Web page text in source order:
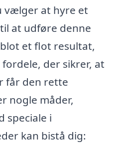
vælger at hyre et
at udføre denne
et flot resultat,
der sikrer, at
får den rette
nogle måder,
speciale i
kan bistå dig: